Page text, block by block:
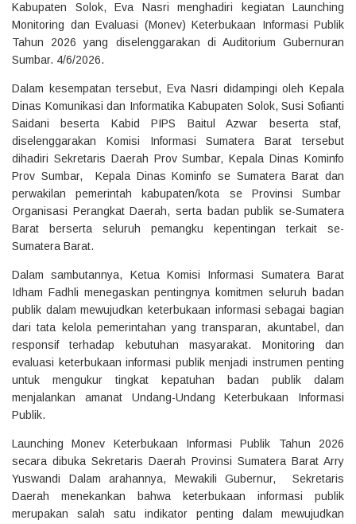
Kabupaten Solok, Eva Nasri menghadiri kegiatan Launching
Monitoring dan Evaluasi (Monev) Keterbukaan Informasi Publik
Tahun 2026 yang diselenggarakan di Auditorium Gubernuran
Sumbar. 4/6/2026.
Dalam kesempatan tersebut, Eva Nasri didampingi oleh Kepala
Dinas Komunikasi dan Informatika Kabupaten Solok, Susi Sofianti
Saidani beserta Kabid PIPS Baitul Azwar beserta staf,
diselenggarakan Komisi Informasi Sumatera Barat tersebut
dihadiri Sekretaris Daerah Prov Sumbar, Kepala Dinas Kominfo
Prov Sumbar, Kepala Dinas Kominfo se Sumatera Barat dan
perwakilan pemerintah kabupaten/kota se Provinsi Sumbar
Organisasi Perangkat Daerah, serta badan publik se-Sumatera
Barat berserta seluruh pemangku kepentingan terkait se-
Sumatera Barat.
Dalam sambutannya, Ketua Komisi Informasi Sumatera Barat
Idham Fadhli menegaskan pentingnya komitmen seluruh badan
publik dalam mewujudkan keterbukaan informasi sebagai bagian
dari tata kelola pemerintahan yang transparan, akuntabel, dan
responsif terhadap kebutuhan masyarakat. Monitoring dan
evaluasi keterbukaan informasi publik menjadi instrumen penting
untuk mengukur tingkat kepatuhan badan publik dalam
menjalankan amanat Undang-Undang Keterbukaan Informasi
Publik.
Launching Monev Keterbukaan Informasi Publik Tahun 2026
secara dibuka Sekretaris Daerah Provinsi Sumatera Barat Arry
Yuswandi Dalam arahannya, Mewakili Gubernur, Sekretaris
Daerah menekankan bahwa keterbukaan informasi publik
merupakan salah satu indikator penting dalam mewujudkan